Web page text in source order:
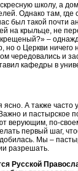
школу, а
Однако там,
был такой почти
на крыльце, не
–
о Церкви
чередовались и
кафедры в
А также часто
и пастырское
верующим, по-
первый шаг,
Мы –
разрешать.
Русской